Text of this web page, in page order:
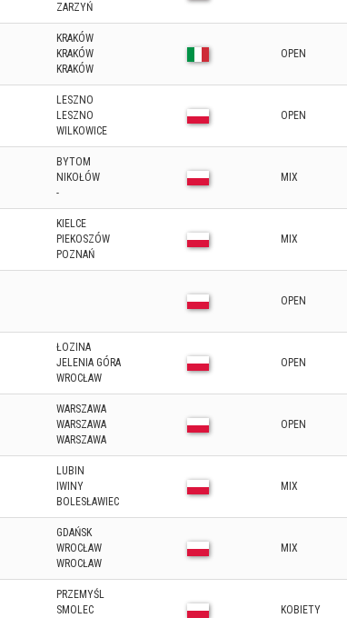
ZARZYŃ
KRAKÓW
KRAKÓW
KRAKÓW
OPEN
LESZNO
LESZNO
WILKOWICE
OPEN
BYTOM
NIKOŁÓW
-
MIX
KIELCE
PIEKOSZÓW
POZNAŃ
MIX
OPEN
ŁOZINA
JELENIA GÓRA
WROCŁAW
OPEN
WARSZAWA
WARSZAWA
WARSZAWA
OPEN
LUBIN
IWINY
BOLESŁAWIEC
MIX
GDAŃSK
WROCŁAW
WROCŁAW
MIX
PRZEMYŚL
SMOLEC
KOBIETY